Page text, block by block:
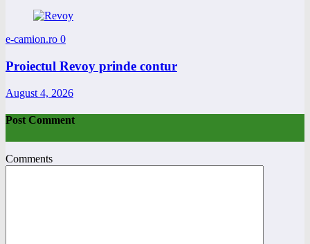
e-camion.ro 0
Proiectul Revoy prinde contur
August 4, 2026
Post Comment
Comments